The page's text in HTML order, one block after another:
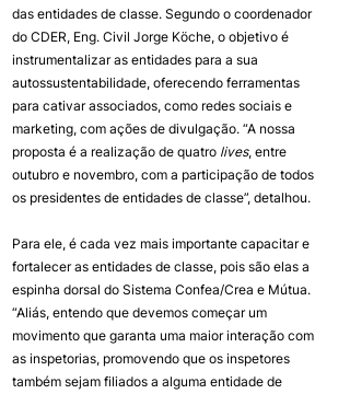
das entidades de classe. Segundo o coordenador
do CDER, Eng. Civil Jorge Köche, o objetivo é
instrumentalizar as entidades para a sua
autossustentabilidade, oferecendo ferramentas
para cativar associados, como redes sociais e
marketing, com ações de divulgação. “A nossa
proposta é a realização de quatro lives, entre
outubro e novembro, com a participação de todos
os presidentes de entidades de classe”, detalhou.
Para ele, é cada vez mais importante capacitar e
fortalecer as entidades de classe, pois são elas a
espinha dorsal do Sistema Confea/Crea e Mútua.
“Aliás, entendo que devemos começar um
movimento que garanta uma maior interação com
as inspetorias, promovendo que os inspetores
também sejam filiados a alguma entidade de